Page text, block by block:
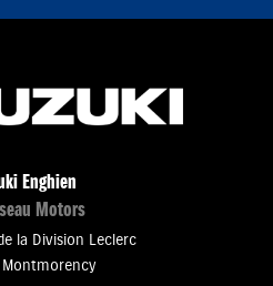
Enghien
Motors
la Division Leclerc